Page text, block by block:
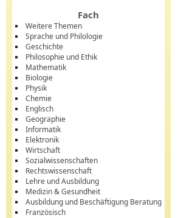
Fach
Weitere Themen
Sprache und Philologie
Geschichte
Philosophie und Ethik
Mathematik
Biologie
Physik
Chemie
Englisch
Geographie
Informatik
Elektronik
Wirtschaft
Sozialwissenschaften
Rechtswissenschaft
Lehre und Ausbildung
Medizin & Gesundheit
Ausbildung und Beschäftigung Beratung
Französisch